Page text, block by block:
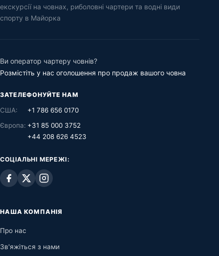
екскурсії на човнах, риболовні чартери та водні види
спорту в Майорка
Ви оператор чартеру човнів?
Розмістіть у нас оголошення про продаж вашого човна
ЗАТЕЛЕФОНУЙТЕ НАМ
США:
+1 786 656 0170
Європа: +31 85 000 3752
+44 208 626 4523
СОЦІАЛЬНІ МЕРЕЖІ:
НАША КОМПАНІЯ
Про нас
Зв'яжіться з нами